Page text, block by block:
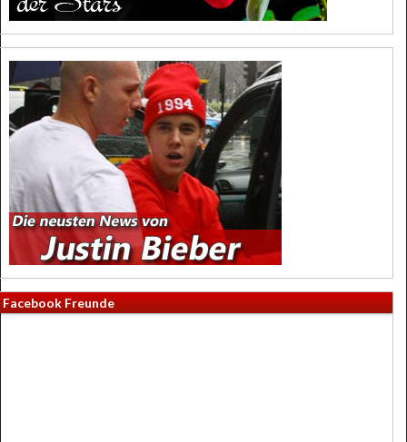
Facebook Freunde